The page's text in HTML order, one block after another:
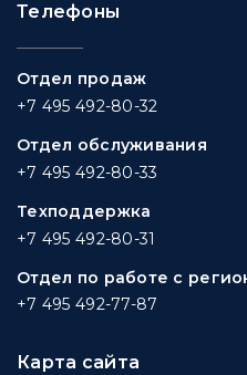
Телефоны
Отдел продаж
+7 495 492-80-32
Отдел обслуживания
+7 495 492-80-33
Техподдержка
+7 495 492-80-31
Отдел по работе с
+7 495 492-77-87
Карта сайта